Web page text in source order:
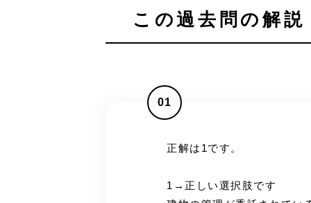
この過去問の解
01
正解は1です。
1→正しい選択肢です